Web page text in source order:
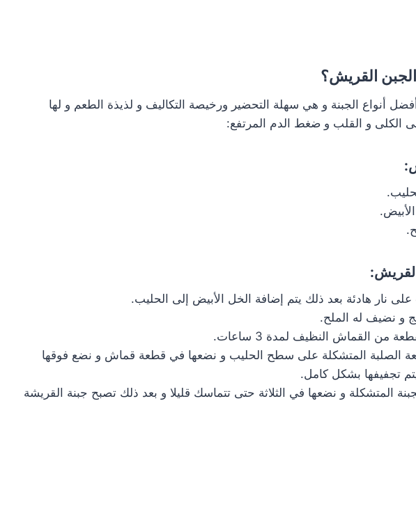
القريش؟
أنواع الجبنة و هي سهلة التحضير ورخيصة التكاليف و لذيذة الطعم و لها
الكلى و القلب و ضغط الدم المرتفع:
نار هادئة بعد ذلك يتم إضافة الخل الأبيض إلى الحليب.
و نضيف له الملح.
من القماش النظيف لمدة 3 ساعات.
الصلبة المتشكلة على سطح الحليب و نضعها في قطعة قماش و نضع فوقها
تجفيفها بشكل كامل.
المتشكلة و نضعها في الثلاثة حتى تتماسك قليلا و بعد ذلك تصبح جبنة القريشة